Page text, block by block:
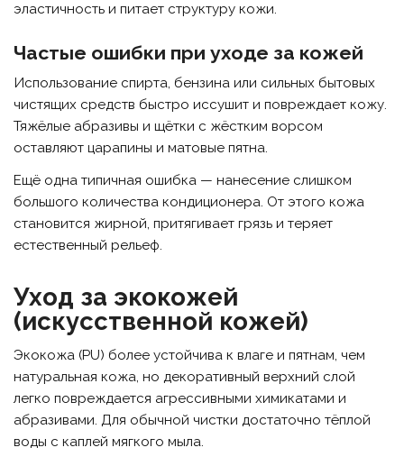
эластичность и питает структуру кожи.
Частые ошибки при уходе за кожей
Использование спирта, бензина или сильных бытовых
чистящих средств быстро иссушит и повреждает кожу.
Тяжёлые абразивы и щётки с жёстким ворсом
оставляют царапины и матовые пятна.
Ещё одна типичная ошибка — нанесение слишком
большого количества кондиционера. От этого кожа
становится жирной, притягивает грязь и теряет
естественный рельеф.
Уход за экокожей
(искусственной кожей)
Экокожа (PU) более устойчива к влаге и пятнам, чем
натуральная кожа, но декоративный верхний слой
легко повреждается агрессивными химикатами и
абразивами. Для обычной чистки достаточно тёплой
воды с каплей мягкого мыла.